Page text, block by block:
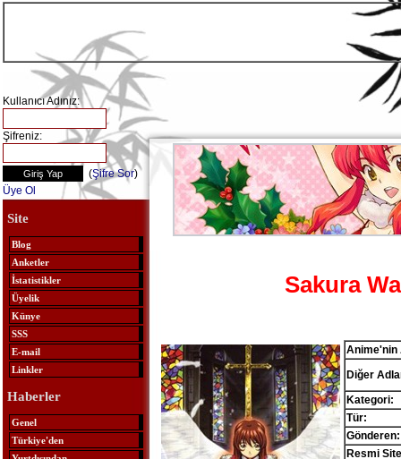
Kullanıcı Adınız:
Şifreniz:
(Şifre Sor)
Üye Ol
Site
Blog
Anketler
İstatistikler
Üyelik
Künye
SSS
E-mail
Linkler
Haberler
Genel
Türkiye'den
Sakura
Anime'nin
Diğer
Kategori:
Tür:
Gönderen:
Resmi